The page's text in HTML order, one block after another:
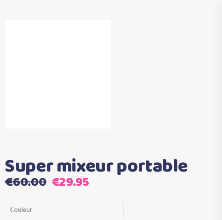
Super mixeur portable
€60.00 Le
€29.95
actuel
Couleur